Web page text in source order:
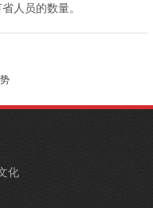
人员的数量。
化